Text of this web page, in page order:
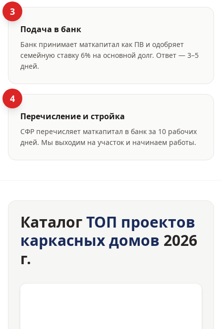
3
Подача в банк
Банк принимает маткапитал как ПВ и одобряет
семейную ставку 6% на основной долг. Ответ — 3–5
дней.
4
Перечисление и стройка
СФР перечисляет маткапитал в банк за 10 рабочих
дней. Мы выходим на участок и начинаем работы.
КаталогТОП проектов
каркасных домов 2026
г.